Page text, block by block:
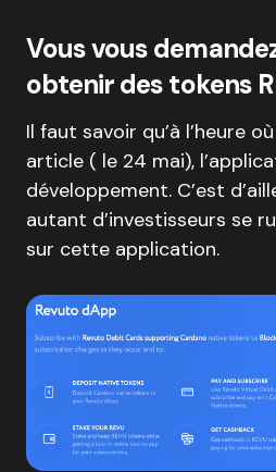
Vous vous
obtenir des tokens
Il faut savoir qu’à l’heure
article ( le 24 mai),
développement. C’est
autant d’investisseurs se
sur cette application.